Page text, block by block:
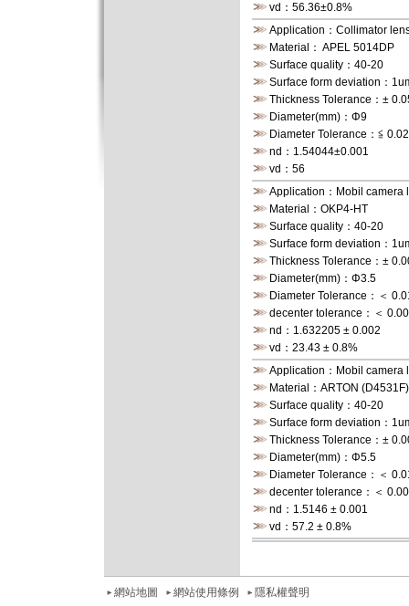
vd：56.36±0.8%
Application：Collimator
Material： APEL 5014DP
Surface quality：40-20
Surface form deviation：
Thickness Tolerance：±
Diameter(mm)：Φ9
Diameter Tolerance：≦
nd：1.54044±0.001
vd：56
Application：Mobil camera
Material：OKP4-HT
Surface quality：40-20
Surface form deviation：
Thickness Tolerance：±
Diameter(mm)：Φ3.5
Diameter Tolerance：＜
decenter tolerance：＜
nd：1.632205 ± 0.002
vd：23.43 ± 0.8%
Application：Mobil camera
Material：ARTON (D4531F)
Surface quality：40-20
Surface form deviation：
Thickness Tolerance：±
Diameter(mm)：Φ5.5
Diameter Tolerance：＜
decenter tolerance：＜
nd：1.5146 ± 0.001
vd：57.2 ± 0.8%
網站地圖 網站使用條例 隱私權聲明